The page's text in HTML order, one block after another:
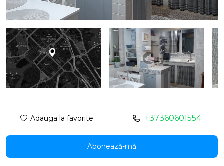
Adauga la favorite +37360601554
Abonează-mă